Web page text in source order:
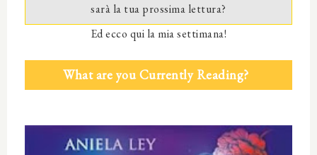
sarà la tua prossima lettura?
Ed ecco qui la mia settimana!
What are you Currently Reading?